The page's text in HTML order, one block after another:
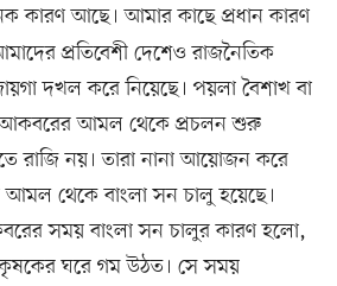
কারণ আছে। আমার কাছে প্রধান কারণ
প্রতিবেশী দেশেও রাজনৈতিক
দখল করে নিয়েছে। পয়লা বৈশাখ বা
আকবরের আমল থেকে প্রচলন শুরু
রাজি নয়। তারা নানা আয়োজন করে
আমল থেকে বাংলা সন চালু হয়েছে।
সময় বাংলা সন চালুর কারণ হলো,
ঘরে গম উঠত। সে সময়